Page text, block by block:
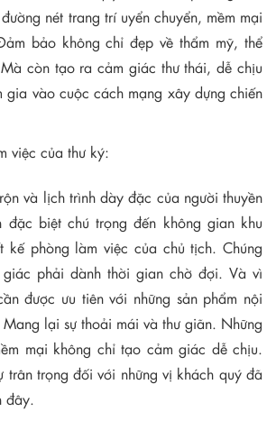
nét trang trí uyển chuyển, mềm mại
bảo không chỉ đẹp về thẩm mỹ, thể
còn tạo ra cảm giác thư thái, dễ chịu
gia vào cuộc cách mạng xây dựng chiến
việc của thư ký:
và lịch trình dày đặc của người thuyền
đặc biệt chú trọng đến không gian khu
kế phòng làm việc của chủ tịch. Chúng
phải dành thời gian chờ đợi. Và vì
được ưu tiên với những sản phẩm nội
lại sự thoải mái và thư giãn. Những
mại không chỉ tạo cảm giác dễ chịu.
trân trọng đối với những vị khách quý đã
đây.